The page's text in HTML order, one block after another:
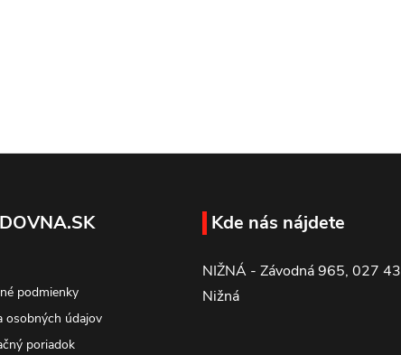
podmienky
osobných údajov
poriadok
Kde nás nájdete
NIŽNÁ - Závodná 965, 027 43
Nižná